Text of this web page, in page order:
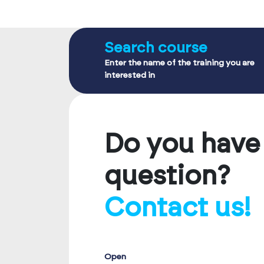
Search course
Enter the name of the training you are
interested in
Do you
question?
Contact us!
Open